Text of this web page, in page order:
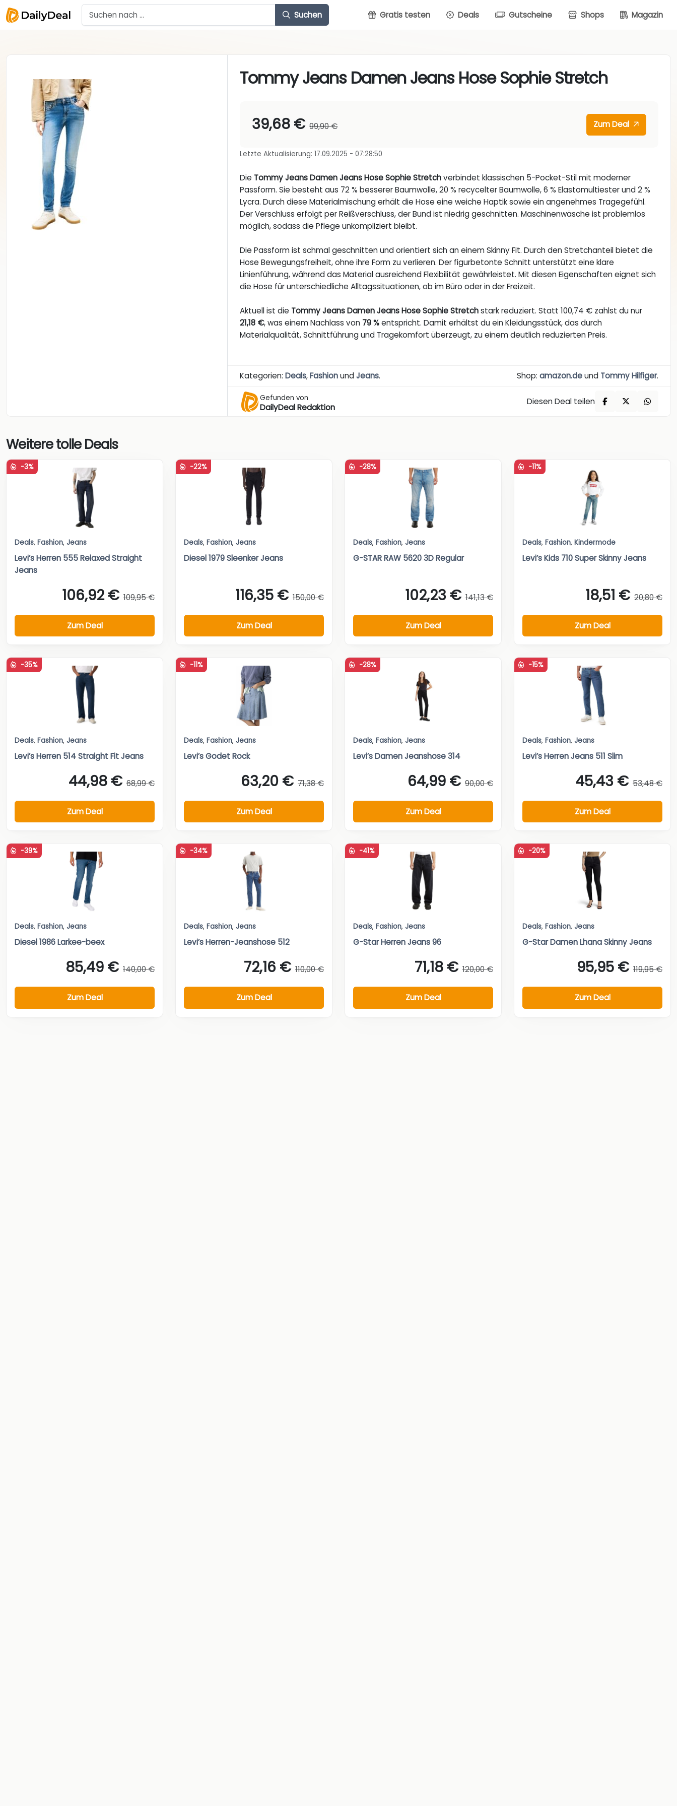
Suchen Gratis testen Deals Gutscheine Shops Magazin
Tommy Jeans Damen Jeans Hose Sophie Stretch
39,68 € 99,90 € Zum Deal
Letzte Aktualisierung: 17.09.2025 - 07:28:50
Die Tommy Jeans Damen Jeans Hose Sophie Stretchverbindet klassischen 5-Pocket-Stil mit moderner
Passform. Sie besteht aus 72 % besserer Baumwolle, 20 % recycelter Baumwolle, 6 % Elastomultiester und 2 %
Lycra. Durch diese Materialmischung erhält die Hose eine weiche Haptik sowie ein angenehmes Tragegefühl.
Der Verschluss erfolgt per Reißverschluss, der Bund ist niedrig geschnitten. Maschinenwäsche ist problemlos
möglich, sodass die Pflege unkompliziert bleibt.
Die Passform ist schmal geschnitten und orientiert sich an einem Skinny Fit. Durch den Stretchanteil bietet die
Hose Bewegungsfreiheit, ohne ihre Form zu verlieren. Der figurbetonte Schnitt unterstützt eine klare
Linienführung, während das Material ausreichend Flexibilität gewährleistet. Mit diesen Eigenschaften eignet sich
die Hose für unterschiedliche Alltagssituationen, ob im Büro oder in der Freizeit.
Aktuell ist die Tommy Jeans Damen Jeans Hose Sophie Stretchstark reduziert. Statt 100,74 € zahlst du nur
21,18 €, was einem Nachlass von 79 %entspricht. Damit erhältst du ein Kleidungsstück, das durch
Materialqualität, Schnittführung und Tragekomfort überzeugt, zu einem deutlich reduzierten Preis.
Kategorien:Deals,FashionundJeans. Shop: amazon.deund Tommy Hilfiger.
Gefunden von
DailyDeal Redaktion
Diesen Deal teilen
Weitere tolle Deals
-3%
Deals, Fashion, Jeans
Levi’s Herren 555 Relaxed Straight
Jeans
106,92 € 109,95 €
Zum Deal
-22%
Deals, Fashion, Jeans
Diesel 1979 Sleenker Jeans
116,35 € 150,00 €
Zum Deal
-28%
Deals, Fashion, Jeans
G-STAR RAW 5620 3D Regular
102,23 € 141,13 €
Zum Deal
-11%
Deals, Fashion, Kindermode
Levi’s Kids 710 Super Skinny Jeans
18,51 € 20,80 €
Zum Deal
-35%
Deals, Fashion, Jeans
Levi’s Herren 514 Straight Fit Jeans
44,98 € 68,99 €
Zum Deal
-11%
Deals, Fashion, Jeans
Levi’s Godet Rock
63,20 € 71,38 €
Zum Deal
-28%
Deals, Fashion, Jeans
Levi’s Damen Jeanshose 314
64,99 € 90,00 €
Zum Deal
-15%
Deals, Fashion, Jeans
Levi’s Herren Jeans 511 Slim
45,43 € 53,48 €
Zum Deal
-39%
Deals, Fashion, Jeans
Diesel 1986 Larkee-beex
85,49 € 140,00 €
Zum Deal
-34%
Deals, Fashion, Jeans
Levi’s Herren-Jeanshose 512
72,16 € 110,00 €
Zum Deal
-41%
Deals, Fashion, Jeans
G-Star Herren Jeans 96
71,18 € 120,00 €
Zum Deal
-20%
Deals, Fashion, Jeans
G-Star Damen Lhana Skinny Jeans
95,95 € 119,95 €
Zum Deal